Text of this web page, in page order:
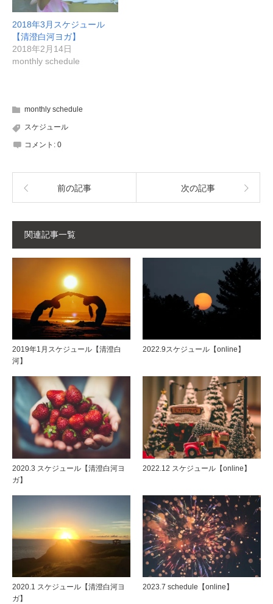
2018年3月スケジュール
【清澄白河ヨガ】
2018年2月14日
monthly schedule
monthly schedule
スケジュール
コメント: 0
前の記事 次の記事
関連記事一覧
2019年1月スケジュール【清澄白
河】
2022.9スケジュール【online】
2020.3 スケジュール【清澄白河ヨ
ガ】
2022.12 スケジュール【online】
2020.1 スケジュール【清澄白河ヨ
ガ】
2023.7 schedule【online】